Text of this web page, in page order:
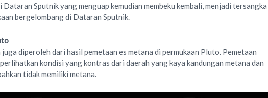
Dataran Sputnik yang menguap kemudian membeku kembali, menjadi tersangka
bergelombang di Dataran Sputnik.
diperoleh dari hasil pemetaan es metana di permukaan Pluto. Pemetaan
kondisi yang kontras dari daerah yang kaya kandungan metana dan
tidak memiliki metana.